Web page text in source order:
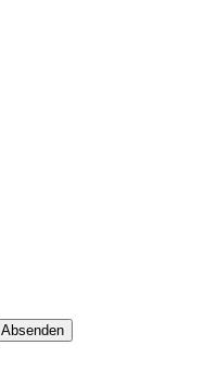
Absenden